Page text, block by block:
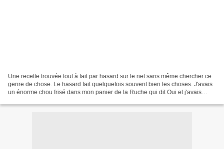
Une recette trouvée tout à fait par hasard sur le net sans même chercher ce
genre de chose. Le hasard fait quelquefois souvent bien les choses. J'avais
un énorme chou frisé dans mon panier de la Ruche qui dit Oui et j'avais